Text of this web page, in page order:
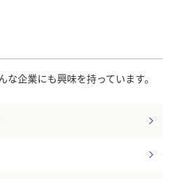
企業にも興味を持っています。